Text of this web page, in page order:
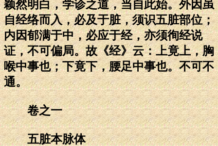
颖然明白，学诊之道，当自此始。外因虽
自经络而入，必及于脏，须识五脏部位；
内因郁满于中，必应于经，亦须徇经说
证，不可偏局。故《经》云：上竟上，胸
喉中事也；下竟下，腰足中事也。不可不
通。
卷之一
五脏本脉体